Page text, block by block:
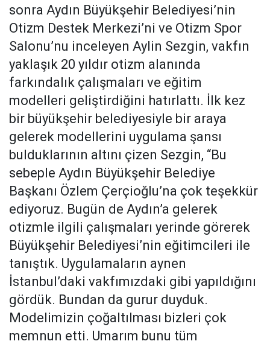
sonra Aydın Büyükşehir Belediyesi’nin
Otizm Destek Merkezi’ni ve Otizm Spor
Salonu’nu inceleyen Aylin Sezgin, vakfın
yaklaşık 20 yıldır otizm alanında
farkındalık çalışmaları ve eğitim
modelleri geliştirdiğini hatırlattı. İlk kez
bir büyükşehir belediyesiyle bir araya
gelerek modellerini uygulama şansı
bulduklarının altını çizen Sezgin, “Bu
sebeple Aydın Büyükşehir Belediye
Başkanı Özlem Çerçioğlu’na çok teşekkür
ediyoruz. Bugün de Aydın’a gelerek
otizmle ilgili çalışmaları yerinde görerek
Büyükşehir Belediyesi’nin eğitimcileri ile
tanıştık. Uygulamaların aynen
İstanbul’daki vakfımızdaki gibi yapıldığını
gördük. Bundan da gurur duyduk.
Modelimizin çoğaltılması bizleri çok
memnun etti. Umarım bunu tüm